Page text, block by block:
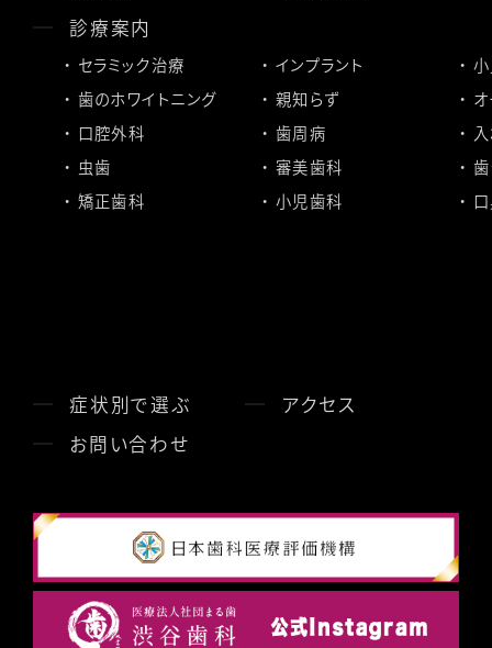
診療案内
セラミック治療
歯のホワイトニング
口腔外科
虫歯
矯正歯科
インプラント
親知らず
歯周病
審美歯科
小児歯科
症状別で選ぶ
アクセス
お問い合わせ